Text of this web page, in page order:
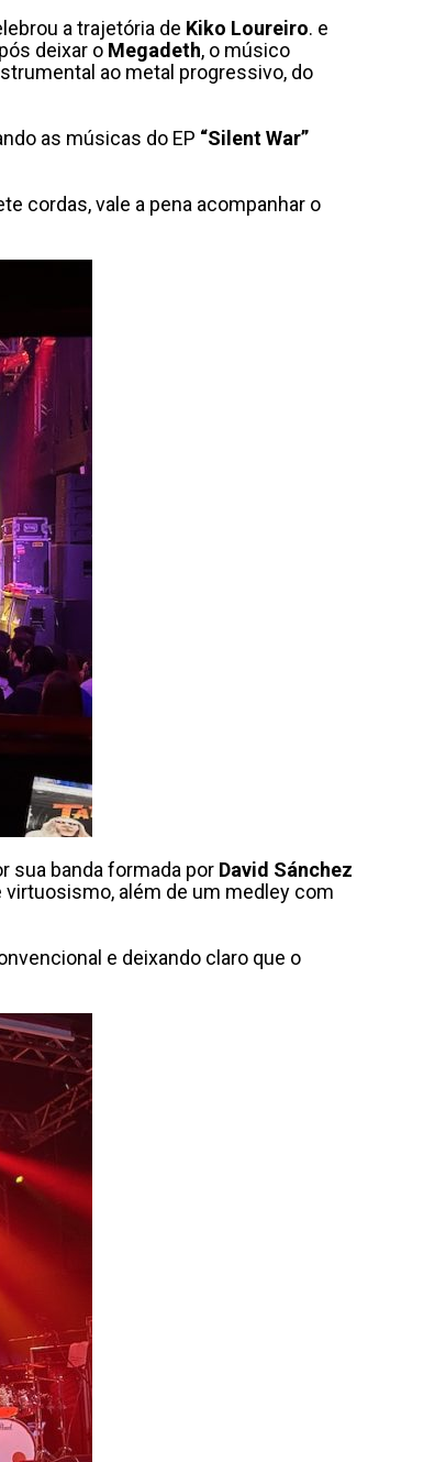
a trajetória de Kiko Loureiro. e
deixar o Megadeth, o músico
ao metal progressivo, do
as músicas do EP “Silent War”
cordas, vale a pena acompanhar o
sua banda formada por David Sánchez
além de um medley com
e deixando claro que o